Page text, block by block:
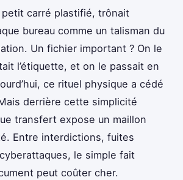
carré plastifié, trônait
bureau comme un talisman du
Un fichier important ? On le
l’étiquette, et on le passait en
ce rituel physique a cédé
derrière cette simplicité
transfert expose un maillon
Entre interdictions, fuites
le simple fait
peut coûter cher.